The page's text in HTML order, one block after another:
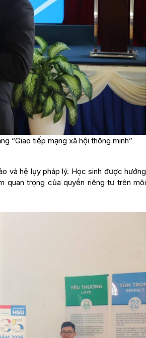
“Giao tiếp mạng xã hội thông minh”
và hệ lụy pháp lý. Học sinh được hướng
quan trọng của quyền riêng tư trên môi